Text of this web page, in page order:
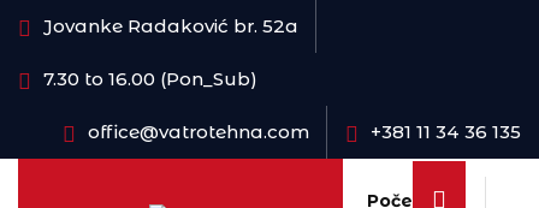
Jovanke Radaković br. 52a
7.30 to 16.00 (Pon_Sub)
office@vatrotehna.com +381 11 34 36 135
Početna